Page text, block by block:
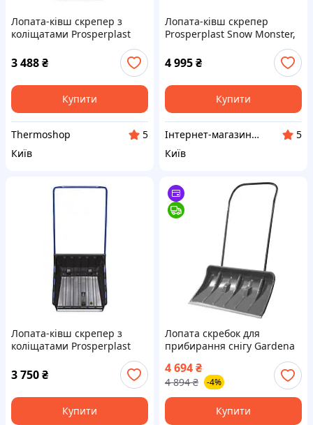
Лопата-ківш скрепер з
коліщатами Prosperplast
Arctic L Eco, 67х150 см, ковш
пластик, ручка метал
3 488₴
Купити
Thermoshop
5
Київ
Лопата-ківш скрепер
Prosperplast Snow Monster,
74,5х135 см, ковш пластик,
ручка метал
4 995₴
Купити
Інтернет-магазин Dimua
5
Київ
Лопата-ківш скрепер з
коліщатами Prosperplast
Arctic L Eco, 67х150 см, ковш
пластик, ручка метал
3 750₴
Купити
Лопата скребок для
прибирання снігу Gardena
ClassicLine 80 см широка
міцний пластик
морозостійка з
алюмінієвою ручкою
4 694₴
4 894 ₴ -4%
Купити